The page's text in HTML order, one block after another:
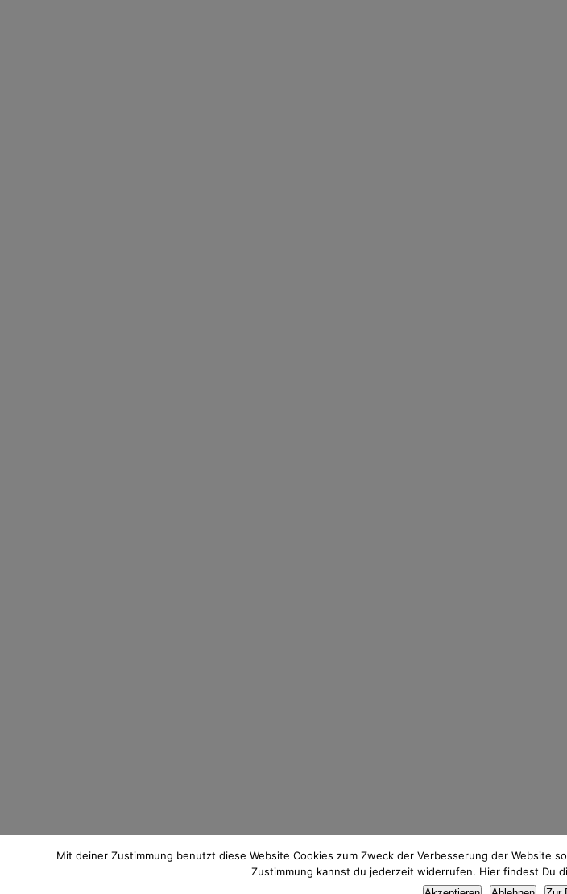
© 2021 Pixi mit Milch. All Rights Reserved. Du hast Fragen zum Thema Datenschutz? Hier findest du meine
Mit deiner Zustimmung benutzt diese Website Cookies zum Zweck der Verbesserung der Website
Zustimmung kannst du jederzeit widerrufen. Hier findest Du